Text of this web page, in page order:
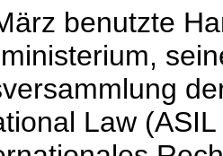
benutzte
Law